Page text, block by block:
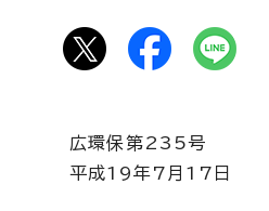
広環保第235号
平成19年7月17日